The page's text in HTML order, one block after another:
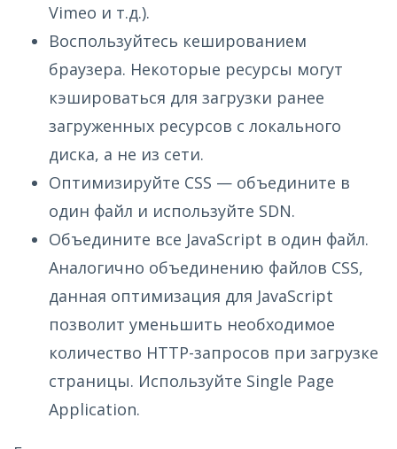
Vimeo и т.д.).
Воспользуйтесь кешированием
браузера. Некоторые ресурсы могут
кэшироваться для загрузки ранее
загруженных ресурсов с локального
диска, а не из сети.
Оптимизируйте CSS — объедините в
один файл и используйте SDN.
Объедините все JavaScript в один файл.
Аналогично объединению файлов CSS,
данная оптимизация для JavaScript
позволит уменьшить необходимое
количество HTTP-запросов при загрузке
страницы. Используйте Single Page
Application.